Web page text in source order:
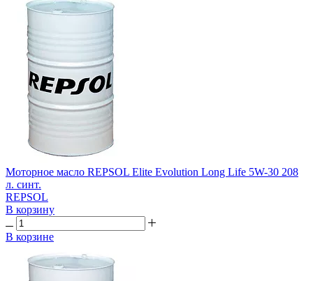
Моторное масло REPSOL Elite Evolution Long Life 5W-30 208
л. синт.
REPSOL
В корзину
В корзине